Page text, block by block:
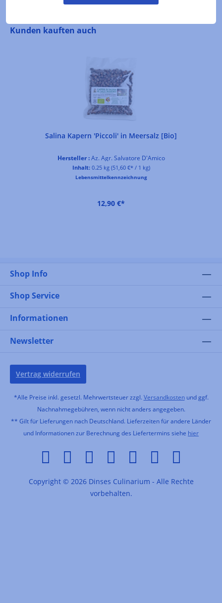
Produktgalerie überspringen
Kunden kauften auch
Salina Kapern 'Piccoli' in Meersalz [Bio]
Hersteller :Az. Agr. Salvatore D'Amico
Inhalt: 0.25 kg (51,60 €* / 1 kg)
Lebensmittelkennzeichnung
12,90 €*
Shop Info
Shop Service
Informationen
Newsletter
Vertrag widerrufen
*Alle Preise inkl. gesetzl. Mehrwertsteuer zzgl. Versandkostenund ggf.
Nachnahmegebühren, wenn nicht anders angegeben.
** Gilt für Lieferungen nach Deutschland. Lieferzeiten für andere Länder
und Informationen zur Berechnung des Liefertermins siehe hier
Copyright © 2026 Dinses Culinarium - Alle Rechte
vorbehalten.